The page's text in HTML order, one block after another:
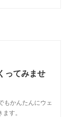
ってみませ
もかんたんにウェ
す。